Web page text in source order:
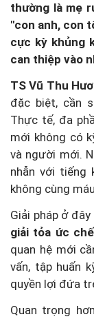
thường là mẹ
"con anh, con
cực kỳ khủng
can thiệp vào
TS Vũ Thu
đặc biệt, cần
Thực tế, đa
mới không có
và người mới.
nhẫn với tiếng
không cùng
Giải pháp ở đây
giải tỏa ức chế
quan hệ mới
vấn, tập huấn
quyền lợi đứa
Quan trọng